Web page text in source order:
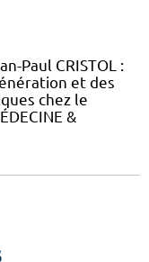
Paul CRISTOL :
et des
chez le
&